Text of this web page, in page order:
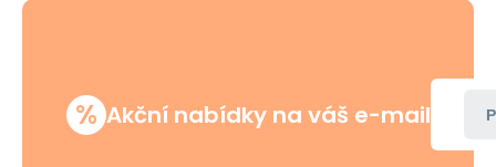
% Akční nabídky na váš e-mail